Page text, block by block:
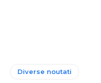
Diverse noutati